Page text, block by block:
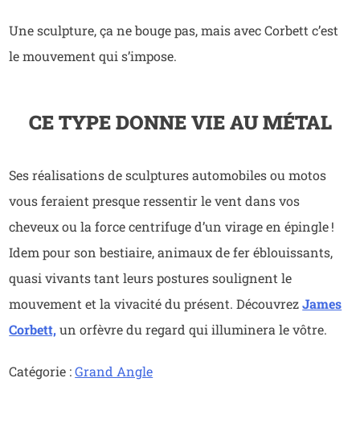
Une sculpture, ça ne bouge pas, mais avec Corbett c’est
le mouvement qui s’impose.
CE TYPE DONNE VIE AU MÉTAL
Ses réalisations de sculptures automobiles ou motos
vous feraient presque ressentir le vent dans vos
cheveux ou la force centrifuge d’un virage en épingle !
Idem pour son bestiaire, animaux de fer éblouissants,
quasi vivants tant leurs postures soulignent le
mouvement et la vivacité du présent. DécouvrezJames
Corbett, un orfèvre du regard qui illuminera le vôtre.
Catégorie :Grand Angle